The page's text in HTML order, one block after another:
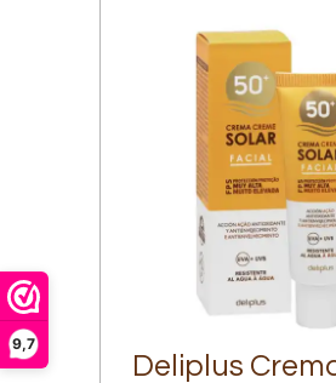
9,7
Deliplus